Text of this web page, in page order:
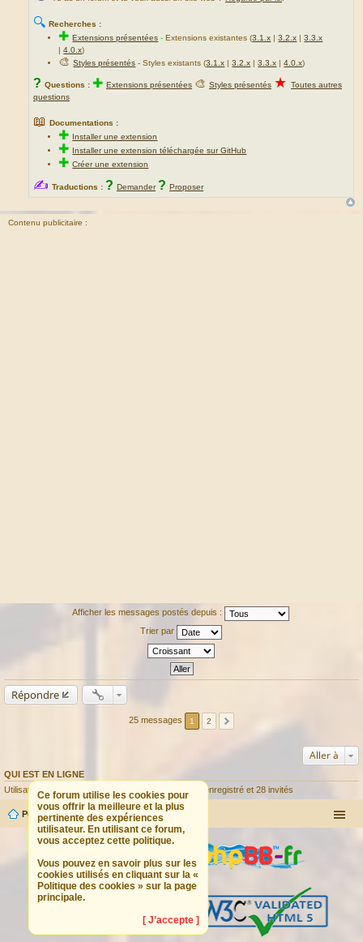
s
🔍 Recherches :
✚Extensions présentées -Extensions existantes (3.1.x |3.2.x |3.3.x
|4.0.x)
🎨Styles présentés - Styles existants (3.1.x |3.2.x |3.3.x |4.0.x)
? Questions : ✚ Extensions présentées 🎨 Styles présentés ★ Toutes autres
questions
📖 Documentations :
✚ Installer une extension
✚ Installer une extension téléchargée sur GitHub
✚Créer une extension
✍ Traductions : ? Demander ? Proposer
Contenu publicitaire :
Afficher les messages postés depuis :
Trier par
Répondre
25 messages 1 2
Aller à
QUI EST EN LIGNE
Utilisateurs parcourant ce forum : Aucun utilisateur enregistré et 28 invités
Ce forum utilise les cookies pour
vous offrir la meilleure et la plus
pertinente des expériences
utilisateur. En utilisant ce forum,
vous acceptez cette politique.
Vous pouvez en savoir plus sur les
cookies utilisés en cliquant sur la «
Politique des cookies » sur la page
principale.
[ J’accepte ]
Portail Forum